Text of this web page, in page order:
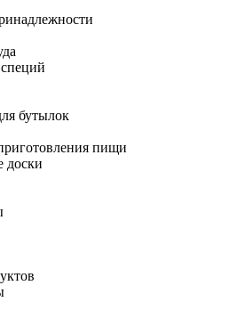
бутылок
пищи
доски